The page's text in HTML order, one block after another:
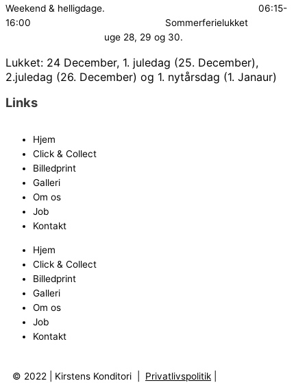
Weekend & helligdage. 06:15-
16:00 Sommerferielukket
uge 28, 29 og 30.
Lukket: 24 December, 1. juledag (25. December),
2.juledag (26. December) og 1. nytårsdag (1. Janaur)
Links
Hjem
Click & Collect
Billedprint
Galleri
Om os
Job
Kontakt
Hjem
Click & Collect
Billedprint
Galleri
Om os
Job
Kontakt
© 2022 | Kirstens Konditori | Privatlivspolitik